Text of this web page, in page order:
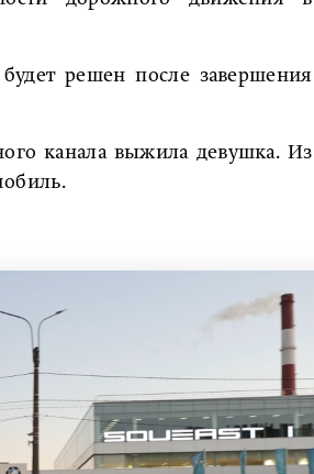
решен после завершения
канала выжила девушка. Из